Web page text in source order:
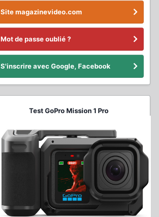
Site magazinevideo.com
Mot de passe oublié ?
S'inscrire avec Google, Facebook
Test GoPro Mission 1 Pro